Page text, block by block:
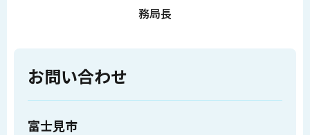
務局長
お問い合わせ
富士見市